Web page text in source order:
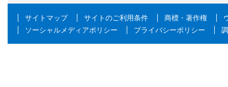
サイトマップ サイトのご利用条件 商標・著作権
ソーシャルメディアポリシー
プライバシーポリシー